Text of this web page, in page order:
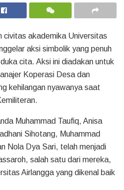
civitas akademika Universitas
aksi simbolik yang penuh
cita. Aksi ini diadakan untuk
Koperasi Desa dan
kehilangan nyawanya saat
Muhammad Taufiq, Anisa
Sihotang, Muhammad
Nola Dya Sari, telah menjadi
salah satu dari mereka,
Airlangga yang dikenal baik